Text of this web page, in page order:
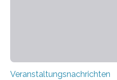
Veranstaltungsnachrichten